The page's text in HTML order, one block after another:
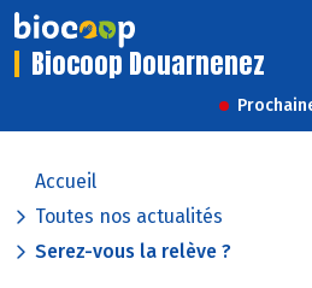
Biocoop Douarnenez
Accueil
Toutes nos actualités
Serez-vous la relève ?